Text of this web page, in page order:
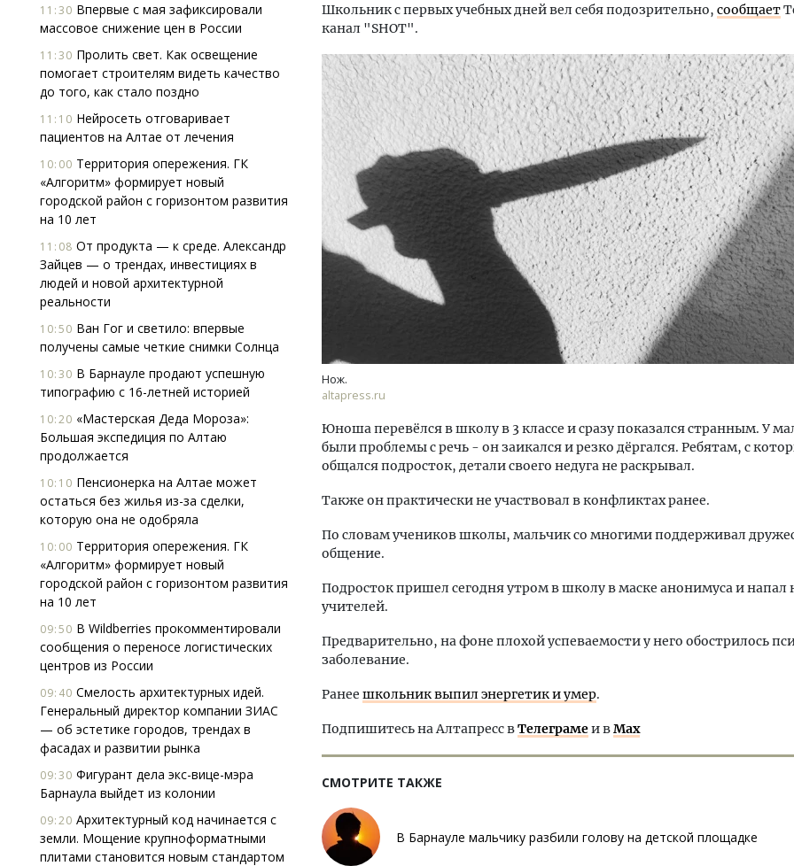
11:30 Впервые с мая зафиксировали
массовое снижение цен в России
11:30 Пролить свет. Как освещение
помогает строи­телям видеть качество
до того, как стало поздно
11:10 Нейросеть отговаривает
пациентов на Алтае от лечения
10:00 Территория опережения. ГК
«Алгоритм» формирует новый
городской район с горизонтом развития
на 10 лет
11:08 От продукта — к среде. Александр
Зайцев — о трендах, инвестициях в
людей и новой архитектурной
реальности
10:50 Ван Гог и светило: впервые
получены самые четкие снимки Солнца
10:30 В Барнауле продают успешную
типографию с 16-летней историей
10:20 «Мастерская Деда Мороза»:
Большая экспедиция по Алтаю
продолжается
10:10 Пенсионерка на Алтае может
остаться без жилья из-за сделки,
которую она не одобряла
10:00 Территория опережения. ГК
«Алгоритм» формирует новый
городской район с горизонтом развития
на 10 лет
09:50 В Wildberries прокомментировали
сообщения о переносе логистических
центров из России
09:40 Смелость архитектурных идей.
Генеральный директор компании ЗИАС
— об эстетике городов, трендах в
фасадах и развитии рынка
09:30 Фигурант дела экс-вице-мэра
Барнаула выйдет из колонии
09:20 Архитектурный код начинается с
земли. Мощение крупноформатными
плитами становится новым стандартом
Школьник с первых учебных дней вел себя подозрительно, сообщает
канал "SHOT".
Нож.
altapress.ru
Юноша перевёлся в школу в 3 классе и сразу показался странным. У
были проблемы с речь - он заикался и резко дёргался. Ребятам, с
общался подросток, детали своего недуга не раскрывал.
Также он практически не участвовал в конфликтах ранее.
По словам учеников школы, мальчик со многими поддерживал
общение.
Подросток пришел сегодня утром в школу в маске анонимуса и напал
учителей.
Предварительно, на фоне плохой успеваемости у него обострилось
заболевание.
Ранее школьник выпил энергетик и умер.
Подпишитесь на Алтапресс вТелеграмеи вMax
СМОТРИТЕ ТАКЖЕ
В Барнауле мальчику разбили голову на детской площадке
Архитектурный код начинается с
земли. Мощение крупноформатными
стандартом благоустройства
СТРОИТЕЛЬСТВО
Смелость архитектурных
Генеральный директор
СТРОИТЕЛЬСТВО